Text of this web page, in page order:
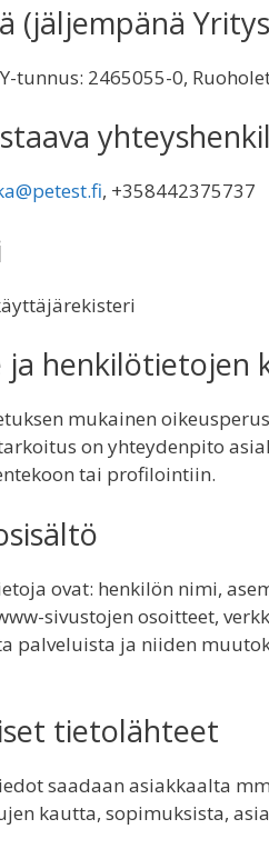
(jäljempänä
tunnus: 2465055-0,
, +358442375737
ja henkilötietojen
mukainen
on yhteydenpito
tai profilointiin.
ovat: henkilön nimi,
sivustojen osoitteet,
palveluista ja niiden
tietolähteet
saadaan asiakkaalta
kautta, sopimuksista,